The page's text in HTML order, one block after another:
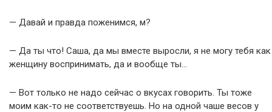
— Давай и правда поженимся, м?
— Да ты что! Саша, да мы вместе выросли, я не могу тебя как
женщину воспринимать, да и вообще ты…
— Вот только не надо сейчас о вкусах говорить. Ты тоже
моим как-то не соответствуешь. Но на одной чаше весов у